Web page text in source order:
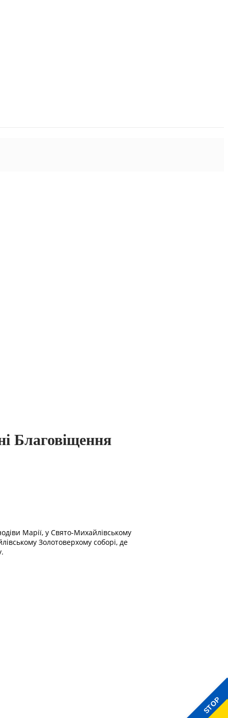
STOP
Благовіщення
Марії, у Свято-Михайлівському
Золотоверхому соборі, де